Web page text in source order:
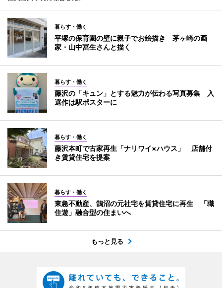
暮らす・働く
平塚の保育園の壁に親子でお絵描き 茅ヶ崎の画
家・山中冨生さんと描く
暮らす・働く
藤沢の「キュン」とする魅力が伝わる写真募集 入
選作は駅ポスターに
暮らす・働く
藤沢本町で古家再生「ナリワイ×ハウス」 店舗付
き賃貸住宅を提案
暮らす・働く
東急不動産、鵠沼の元社宅を賃貸住宅に再生 「職
住遊」融合型の住まいへ
もっと見る